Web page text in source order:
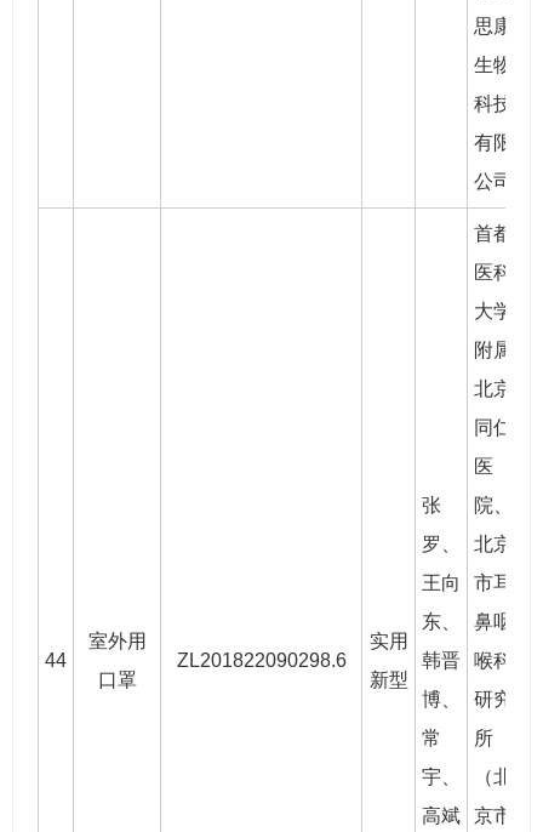
思康
生物
科技
有限
公司
44
室外用
口罩
ZL201822090298.6
实用
新型
张
罗
王向
东
韩晋
博
常
宇、
高斌
首都
医科
大学
附属
北京
同仁
医
院、
北京
市耳
鼻咽
喉科
研究
所
（北
京市